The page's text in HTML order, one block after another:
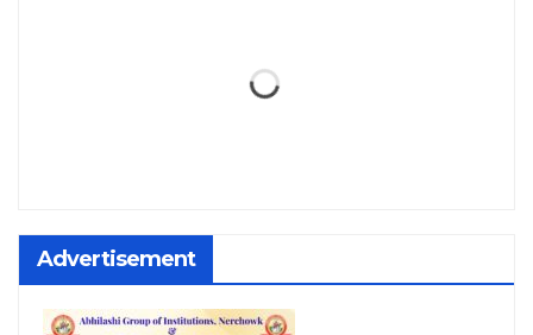
Advertisement